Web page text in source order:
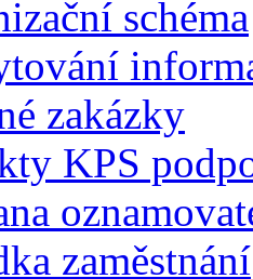
schéma
zakázky
KPS
zaměstnání